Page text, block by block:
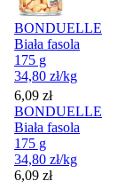
BONDUELLE
Biała fasola
175 g
34,80 zł/kg
Cena
6,09 zł
BONDUELLE
Biała fasola
175 g
34,80 zł/kg
Cena
6,09 zł